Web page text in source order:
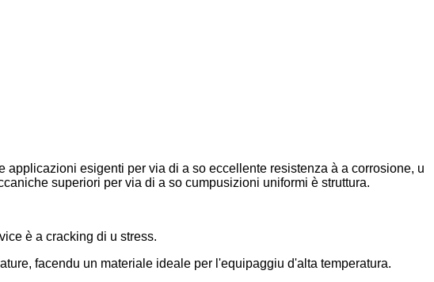
esigenti per via di a so eccellente resistenza à a corrosione, u
superiori per via di a so cumpusizioni uniformi è struttura.
è a cracking di u stress.
facendu un materiale ideale per l'equipaggiu d'alta temperatura.